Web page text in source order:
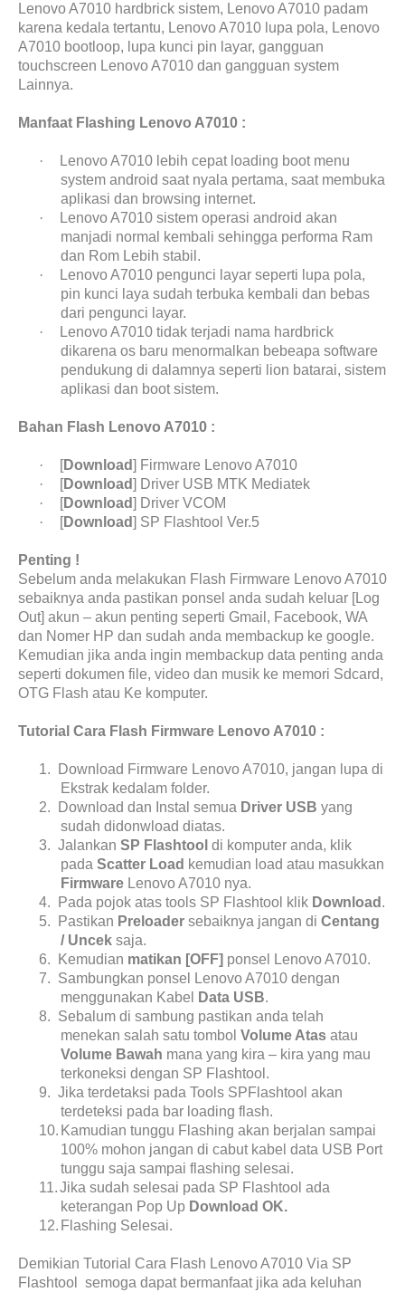
Lenovo A7010 hardbrick sistem, Lenovo A7010 padam
karena kedala tertantu, Lenovo A7010 lupa pola, Lenovo
A7010 bootloop, lupa kunci pin layar, gangguan
touchscreen Lenovo A7010 dan gangguan system
Lainnya.
Manfaat Flashing Lenovo A7010 :
·
Lenovo A7010 lebih cepat loading boot menu
system android saat nyala pertama, saat membuka
aplikasi dan browsing internet.
·
Lenovo A7010 sistem operasi android akan
manjadi normal kembali sehingga performa Ram
dan Rom Lebih stabil.
·
Lenovo A7010 pengunci layar seperti lupa pola,
pin kunci laya sudah terbuka kembali dan bebas
dari pengunci layar.
·
Lenovo A7010 tidak terjadi nama hardbrick
dikarena os baru menormalkan bebeapa software
pendukung di dalamnya seperti lion batarai, sistem
aplikasi dan boot sistem.
Bahan Flash Lenovo A7010 :
· [Download] Firmware Lenovo A7010
·
[Download] Driver USB MTK Mediatek
·
[Download] Driver VCOM
·
[Download] SP Flashtool Ver.5
Penting !
Sebelum anda melakukan Flash Firmware Lenovo A7010
sebaiknya anda pastikan ponsel anda sudah keluar [Log
Out] akun – akun penting seperti Gmail, Facebook, WA
dan Nomer HP dan sudah anda membackup ke google.
Kemudian jika anda ingin membackup data penting anda
seperti dokumen file, video dan musik ke memori Sdcard,
OTG Flash atau Ke komputer.
Tutorial Cara Flash Firmware Lenovo A7010 :
1.
Download Firmware Lenovo A7010, jangan lupa di
Ekstrak kedalam folder.
2.
Download dan Instal semua Driver USB yang
sudah didonwload diatas.
3. JalankanSP Flashtool di komputer anda, klik
padaScatter Load kemudian load atau masukkan
Firmware Lenovo A7010 nya.
4.
Pada pojok atas tools SP Flashtool klik Download .
5.
Pastikan Preloader sebaiknya jangan diCentang
/ Uncek saja.
6.
Kemudian matikan [OFF] ponsel Lenovo A7010.
7. Sambungkan ponsel Lenovo A7010 dengan
menggunakan Kabel
Data USB.
8. Sebalum di sambung pastikan anda telah
menekan salah satu tombolVolume Atas atau
Volume Bawah mana yang kira – kira yang mau
terkoneksi dengan SP Flashtool.
9. Jika terdetaksi pada Tools SPFlashtool akan
terdeteksi pada bar loading flash.
10. Kamudian tunggu Flashing akan berjalan sampai
100% mohon jangan di cabut kabel data USB Port
tunggu saja sampai flashing selesai.
11.Jika sudah selesai pada SP Flashtool ada
keterangan Pop Up Download OK.
12. Flashing Selesai.
Demikian Tutorial Cara Flash Lenovo A7010 Via SP
Flashtool
semoga dapat bermanfaat jika ada keluhan